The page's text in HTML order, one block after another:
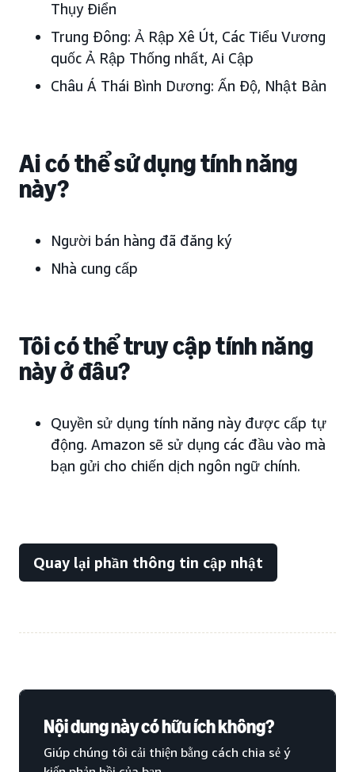
Thụy Điển
Trung Đông: Ả Rập Xê Út, Các Tiểu Vương
quốc Ả Rập Thống nhất, Ai Cập
Châu Á Thái Bình Dương: Ấn Độ, Nhật Bản
Ai có thể sử dụng tính năng
này?
Người bán hàng đã đăng ký
Nhà cung cấp
Tôi có thể truy cập tính năng
này ở đâu?
Quyền sử dụng tính năng này được cấp tự
động. Amazon sẽ sử dụng các đầu vào mà
bạn gửi cho chiến dịch ngôn ngữ chính.
Quay lại phần thông tin cập nhật
Nội dung này có hữu ích không?
Giúp chúng tôi cải thiện bằng cách chia sẻ ý